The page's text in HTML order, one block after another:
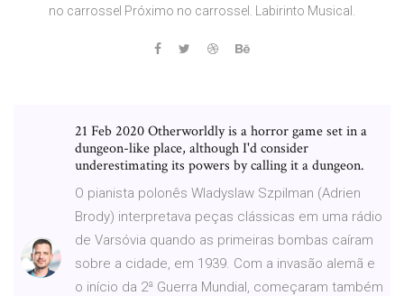
no carrossel Próximo no carrossel. Labirinto Musical.
21 Feb 2020 Otherworldly is a horror game set in a
dungeon-like place, although I'd consider
underestimating its powers by calling it a dungeon.
O pianista polonês Wladyslaw Szpilman (Adrien
Brody) interpretava peças clássicas em uma rádio
de Varsóvia quando as primeiras bombas caíram
sobre a cidade, em 1939. Com a invasão alemã e
o início da 2ª Guerra Mundial, começaram também